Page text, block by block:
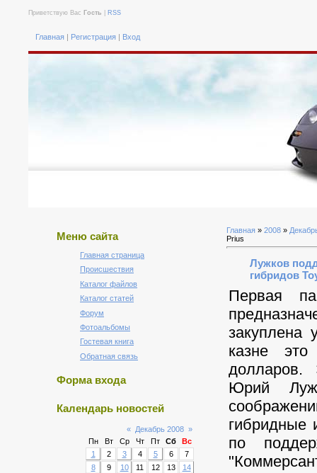
Приветствую Вас Гость RSS
Главная | Регистрация | Вход
Меню сайта
Главная страница
Происшествия
Каталог файлов
Каталог статей
Форум
Фотоальбомы
Гостевая книга
Обратная связь
Форма входа
Календарь новостей
« Декабрь 2008 »
Пн
Вт Ср Чт Пт Сб
Вс
1
2 3 4 5 6
7
8
9 10 11 12 13
14
Главная » 2008 »
Prius
Лужков
гибридов
Первая
закуплена
казне
долларов.
Юрий
гибридные
по